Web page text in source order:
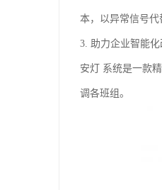
本，以异常信号代
3. 助力企业智能化
安灯 系统是一款
调各班组。